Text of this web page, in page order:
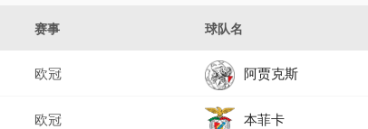
赛事 球队名
欧冠 阿贾克斯
欧冠 本菲卡